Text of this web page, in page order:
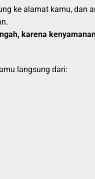
ke alamat kamu, dan
karena
langsung dari: